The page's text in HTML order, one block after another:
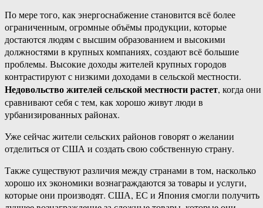
По мере того, как энергоснабжение становится всё более
ограниченным, огромные объёмы продукции, которые
достаются людям с высшим образованием и высокими
должностями в крупных компаниях, создают всё большие
проблемы. Высокие доходы жителей крупных городов
контрастируют с низкими доходами в сельской местности.
Недовольство жителей сельской местности растет, когда они
сравнивают себя с тем, как хорошо живут люди в
урбанизированных районах.
Уже сейчас жители сельских районов говорят о желании
отделиться от США и создать свою собственную страну.
Также существуют различия между странами в том, насколько
хорошо их экономики вознаграждаются за товары и услуги,
которые они производят. США, ЕС и Япония смогли получить